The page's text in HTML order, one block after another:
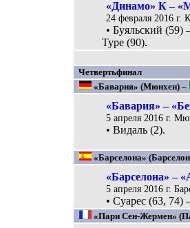
«Динамо» К –
24 февраля 2016
• Буяльский
Туре (90).
Четвертьфинал
«Бавария» (Мюнхен) –
«Бавария» –
5 апреля 2016 г.
• Видаль (2).
«Барселона»
«Барселона» –
5 апреля 2016 г.
• Суарес (63, 74)
«Пари Сен-Жермен»